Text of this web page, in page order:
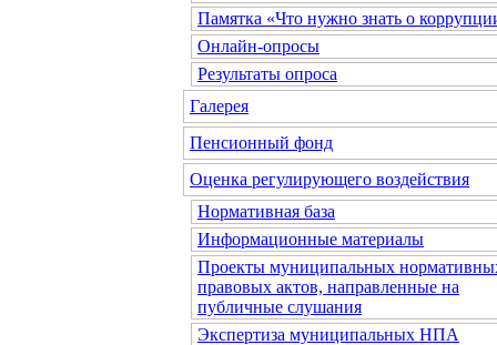
Памятка «Что нужно знать о
Онлайн-опросы
Результаты опроса
Галерея
Пенсионный фонд
Оценка регулирующего воздействия
Нормативная база
Информационные материалы
Проекты муниципальных
правовых актов, направленные на
публичные слушания
Экспертиза муниципальных НПА